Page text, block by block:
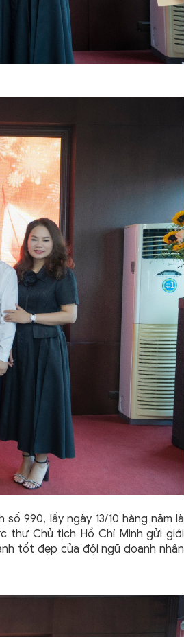
990, lấy ngày 13/10 hàng năm là
thư Chủ tịch Hồ Chí Minh gửi giới
tốt đẹp của đội ngũ doanh nhân